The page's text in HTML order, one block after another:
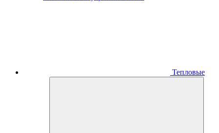
Тепловые